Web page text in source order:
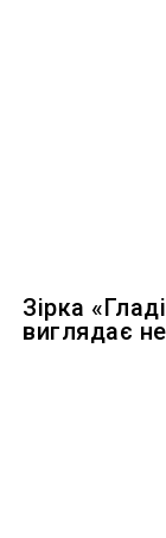
Зірка
виглядає